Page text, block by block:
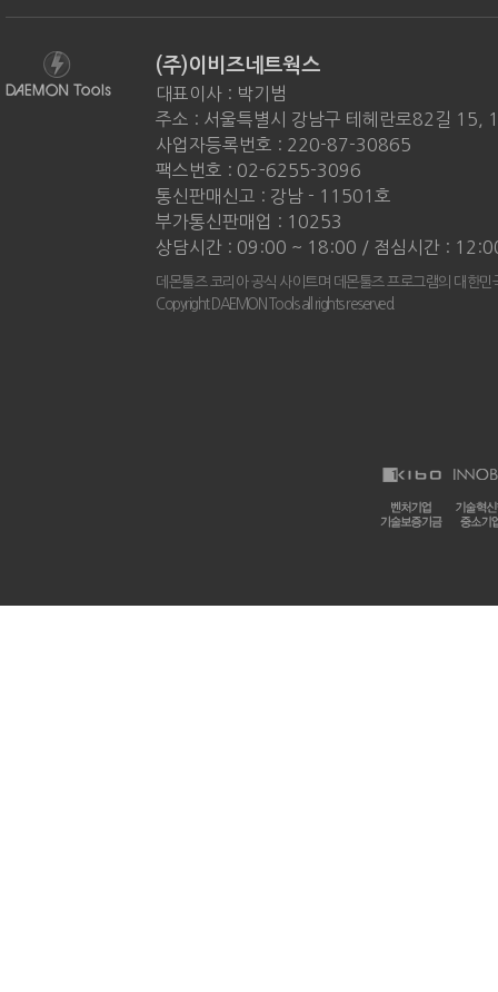
(주)이비즈네트웍스
대표이사 : 박기범
주소 : 서울특별시 강남구 테헤란로82길 15,
사업자등록번호 : 220-87-30865
팩스번호 : 02-6255-3096
통신판매신고 : 강남 - 11501호
부가통신판매업 : 10253
상담시간 : 09:00 ~ 18:00 / 점심시간 :
데몬툴즈 코리아 공식 사이트며 데몬툴즈 프로그램의 대한
Copyright DAEMON Tools all rights reserved.